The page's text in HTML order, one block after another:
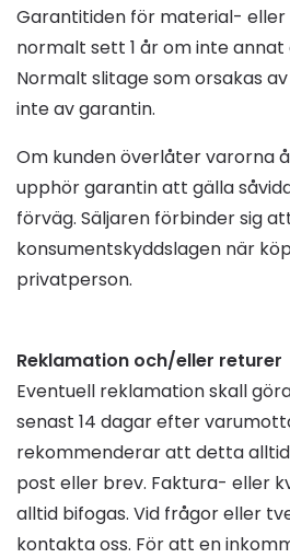
Garantitiden för material-
normalt sett 1 år om inte annat
Normalt slitage som orsakas
inte av garantin.
Om kunden överlåter varorna
upphör garantin att gälla
förväg. Säljaren förbinder sig
konsumentskyddslagen när
privatperson.
Reklamation och/eller returer
Eventuell reklamation skall
senast 14 dagar efter
rekommenderar att detta
post eller brev. Faktura- eller
alltid bifogas. Vid frågor eller
kontakta oss. För att en